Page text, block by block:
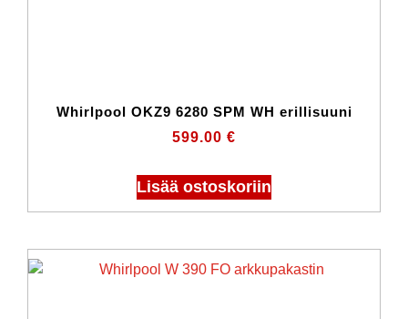
Whirlpool OKZ9 6280 SPM WH erillisuuni
599.00 €
Lisää ostoskoriin